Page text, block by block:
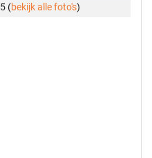
5 (bekijk alle foto's)